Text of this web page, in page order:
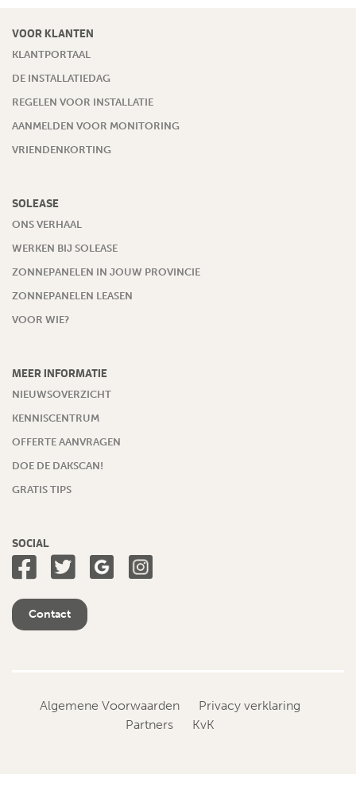
VOOR KLANTEN
KLANTPORTAAL
DE INSTALLATIEDAG
REGELEN VOOR INSTALLATIE
AANMELDEN VOOR MONITORING
VRIENDENKORTING
SOLEASE
ONS VERHAAL
WERKEN BIJ SOLEASE
ZONNEPANELEN IN JOUW PROVINCIE
ZONNEPANELEN LEASEN
VOOR WIE?
MEER INFORMATIE
NIEUWSOVERZICHT
KENNISCENTRUM
OFFERTE AANVRAGEN
DOE DE DAKSCAN!
GRATIS TIPS
SOCIAL
Contact
Algemene Voorwaarden
Privacy verklaring
Partners
KvK